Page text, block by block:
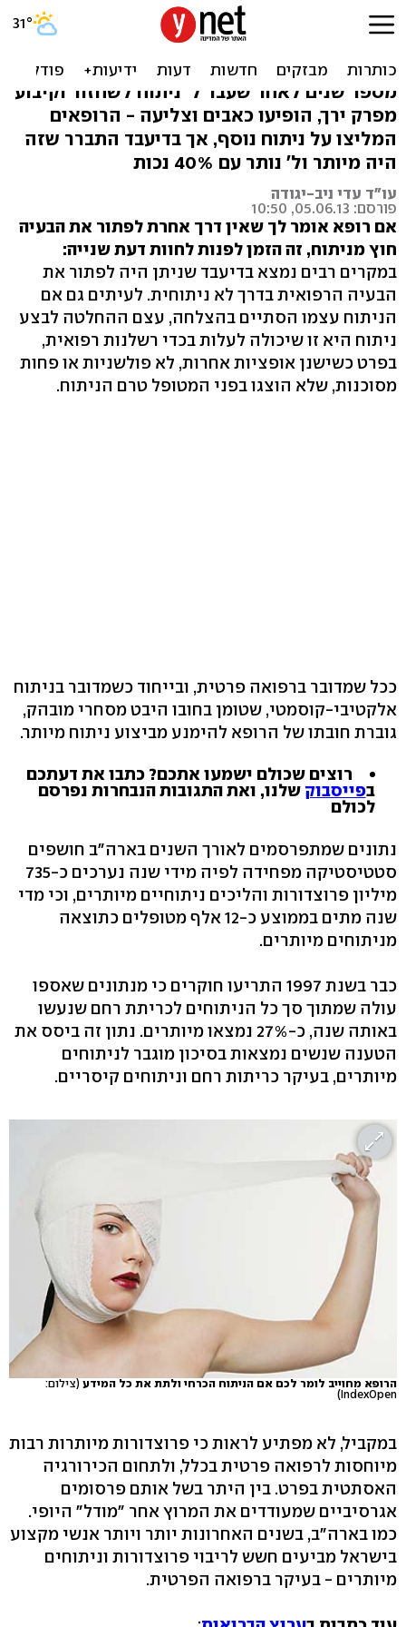
הרופאים ביצעו ניתוח מיותר -
המטופל הפך לנכה
מספר שנים לאחר שעבר ל' ניתוח לשחזור וקיבוע
מפרק ירך, הופיעו כאבים וצליעה - הרופאים
המליצו על ניתוח נוסף, אך בדיעבד התברר שזה
היה מיותר ול' נותר עם 40% נכות
עו"ד עדי ניב-יגודה
פורסם: 05.06.13, 10:50
אם רופא אומר לך שאין דרך אחרת לפתור את הבעיה
חוץ מניתוח, זה הזמן לפנות לחוות דעת שנייה:
במקרים רבים נמצא בדיעבד שניתן היה לפתור את
הבעיה הרפואית בדרך לא ניתוחית. לעיתים גם אם
הניתוח עצמו הסתיים בהצלחה, עצם ההחלטה לבצע
ניתוח היא זו שיכולה לעלות בכדי רשלנות רפואית,
בפרט כשישנן אופציות אחרות, לא פולשניות או פחות
מסוכנות, שלא הוצגו בפני המטופל טרם הניתוח.
ככל שמדובר ברפואה פרטית, ובייחוד כשמדובר בניתוח
אלקטיבי-קוסמטי, שטומן בחובו היבט מסחרי מובהק,
גוברת חובתו של הרופא להימנע מביצוע ניתוח מיותר.
רוצים שכולם ישמעו אתכם? כתבו את דעתכם
בפייסבוק שלנו, ואת התגובות הנבחרות נפרסם
לכולם
נתונים שמתפרסמים לאורך השנים בארה"ב חושפים
סטטיסטיקה מפחידה לפיה מידי שנה נערכים כ-735
מיליון פרוצדורות והליכים ניתוחיים מיותרים, וכי מדי
שנה מתים בממוצע כ-12 אלף מטופלים כתוצאה
מניתוחים מיותרים.
כבר בשנת 1997 התריעו חוקרים כי מנתונים שאספו
עולה שמתוך סך כל הניתוחים לכריתת רחם שנעשו
באותה שנה, כ-27% נמצאו מיותרים. נתון זה ביסס את
הטענה שנשים נמצאות בסיכון מוגבר לניתוחים
מיותרים, בעיקר כריתות רחם וניתוחים קיסריים.
הרופא מחוייב לומר לכם אם הניתוח הכרחי ולתת את כל המידע (צילום:
IndexOpen)
במקביל, לא מפתיע לראות כי פרוצדורות מיותרות רבות
מיוחסות לרפואה פרטית בכלל, ולתחום הכירורגיה
האסתטית בפרט. בין היתר בשל אותם פרסומים
אגרסיביים שמעודדים את המרוץ אחר "מודל" היופי.
כמו בארה"ב, בשנים האחרונות יותר ויותר אנשי מקצוע
בישראל מביעים חשש לריבוי פרוצדורות וניתוחים
מיותרים - בעיקר ברפואה הפרטית.